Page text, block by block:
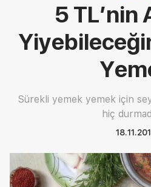
5 TL’nin
Sürekli yemek yemek için
hiç